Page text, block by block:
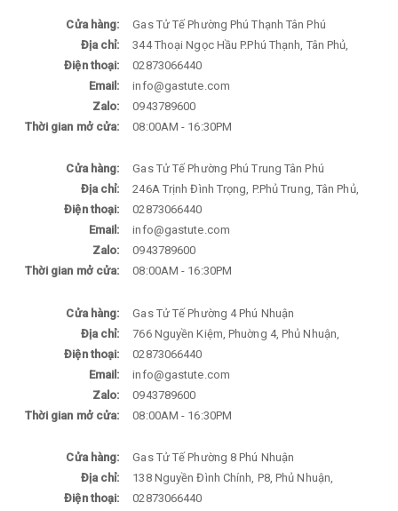
Cửa hàng:
Gas Tử Tế Phường Phú Thạnh Tân Phú
Địa chỉ:
344 Thoại Ngọc Hầu P.Phú Thạnh, Tân Phủ,
Điện thoại:
02873066440
Email:
info@gastute.com
Zalo:
0943789600
Thời gian mở cửa:
08:00AM - 16:30PM
Cửa hàng:
Gas Tử Tế Phường Phú Trung Tân Phú
Địa chỉ:
246A Trịnh Đình Trọng, P.Phủ Trung, Tân Phủ,
Điện thoại:
02873066440
Email:
info@gastute.com
Zalo:
0943789600
Thời gian mở cửa:
08:00AM - 16:30PM
Cửa hàng:
Gas Tử Tế Phường 4 Phú Nhuận
Địa chỉ:
766 Nguyền Kiệm, Phuờng 4, Phủ Nhuận,
Điện thoại:
02873066440
Email:
info@gastute.com
Zalo:
0943789600
Thời gian mở cửa:
08:00AM - 16:30PM
Cửa hàng:
Gas Tử Tế Phường 8 Phú Nhuận
Địa chỉ:
138 Nguyền Đình Chính, P8, Phủ Nhuận,
Điện thoại:
02873066440